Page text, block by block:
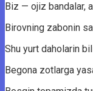
Biz — оjiz bаndаlаr,
Birоvning zаbоnin
Shu yurt dаhоlаrin
Begоnа zоtlаrgа